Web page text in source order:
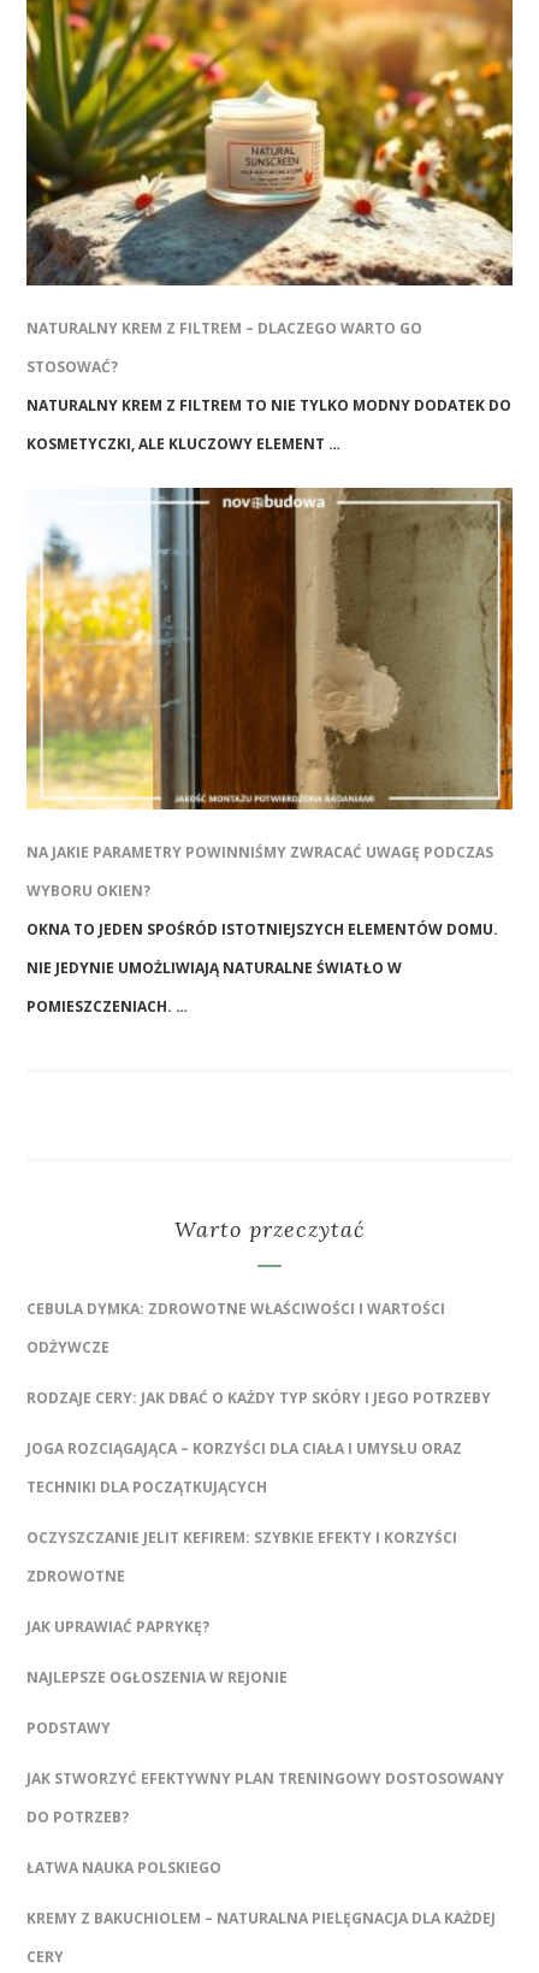
NATURALNY KREM Z FILTREM – DLACZEGO WARTO GO
STOSOWAĆ?
NATURALNY KREM Z FILTREM TO NIE TYLKO MODNY DODATEK DO
KOSMETYCZKI, ALE KLUCZOWY ELEMENT …
NA JAKIE PARAMETRY POWINNIŚMY ZWRACAĆ UWAGĘ PODCZAS
WYBORU OKIEN?
OKNA TO JEDEN SPOŚRÓD ISTOTNIEJSZYCH ELEMENTÓW DOMU.
NIE JEDYNIE UMOŻLIWIAJĄ NATURALNE ŚWIATŁO W
POMIESZCZENIACH. …
Warto przeczytać
CEBULA DYMKA: ZDROWOTNE WŁAŚCIWOŚCI I WARTOŚCI
ODŻYWCZE
RODZAJE CERY: JAK DBAĆ O KAŻDY TYP SKÓRY I JEGO POTRZEBY
JOGA ROZCIĄGAJĄCA – KORZYŚCI DLA CIAŁA I UMYSŁU ORAZ
TECHNIKI DLA POCZĄTKUJĄCYCH
OCZYSZCZANIE JELIT KEFIREM: SZYBKIE EFEKTY I KORZYŚCI
ZDROWOTNE
JAK UPRAWIAĆ PAPRYKĘ?
NAJLEPSZE OGŁOSZENIA W REJONIE
PODSTAWY
JAK STWORZYĆ EFEKTYWNY PLAN TRENINGOWY DOSTOSOWANY
DO POTRZEB?
ŁATWA NAUKA POLSKIEGO
KREMY Z BAKUCHIOLEM – NATURALNA PIELĘGNACJA DLA KAŻDEJ
CERY